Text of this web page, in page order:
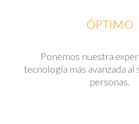
ÓPTIMO
Ponemos nuestra
tecnología más avanzada al
personas.